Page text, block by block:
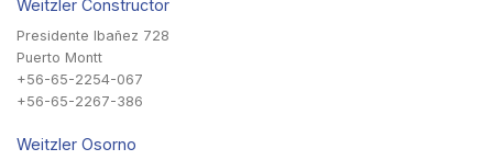
Weitzler Constructor
Presidente Ibañez 728
Puerto Montt
+56-65-2254-067
+56-65-2267-386
Weitzler Osorno